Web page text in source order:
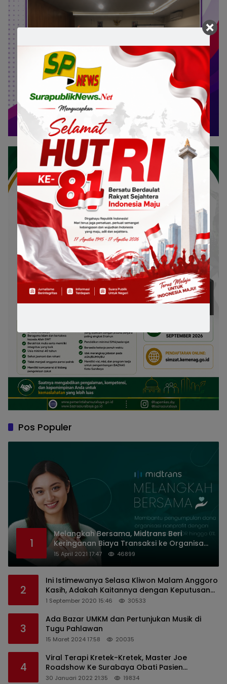
Pos Populer
1
Melangkah Bersama, Midtrans Beri
Keringanan Biaya Transaksi ke Organisasi
Nirlaba Indonesia
15 April 2021 17:47 46899
2
Ini Istimewanya Selasa Kliwon Malam Anggoro
Kasih, Adakah Kaitannya dengan Keputusan
PDIP?
1 September 2020 15:46 30533
3
Ada Bazar UMKM dan Pertunjukan Musik di
Tugu Pahlawan
15 Maret 2024 17:58 20035
4
Viral Terapi Kretek-Kretek, Master Joe
Roadshow Ke Surabaya Obati Pasien
Sekaligus Edukasi Masyarakat
30 Januari 2022 21:35 19834